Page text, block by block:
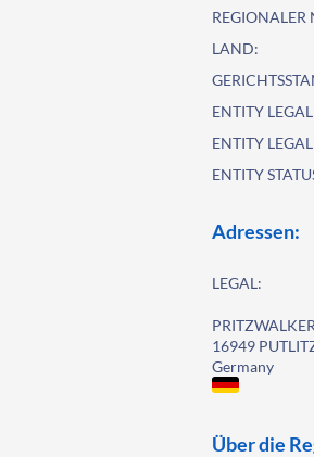
REGIONALER
LAND:
ENTITY
ENTITY
ENTITY
Adressen:
LEGAL:
16949
Germany
Über die